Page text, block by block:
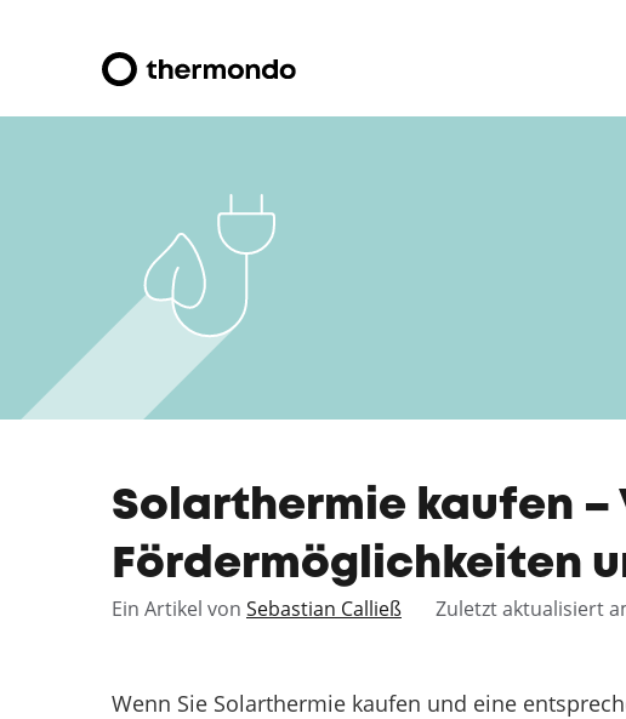
Solarthermie kaufen –
Fördermöglichkeiten
Ein Artikel von Sebastian Calließ Zuletzt aktualisiert
Wenn Sie Solarthermie kaufen und eine